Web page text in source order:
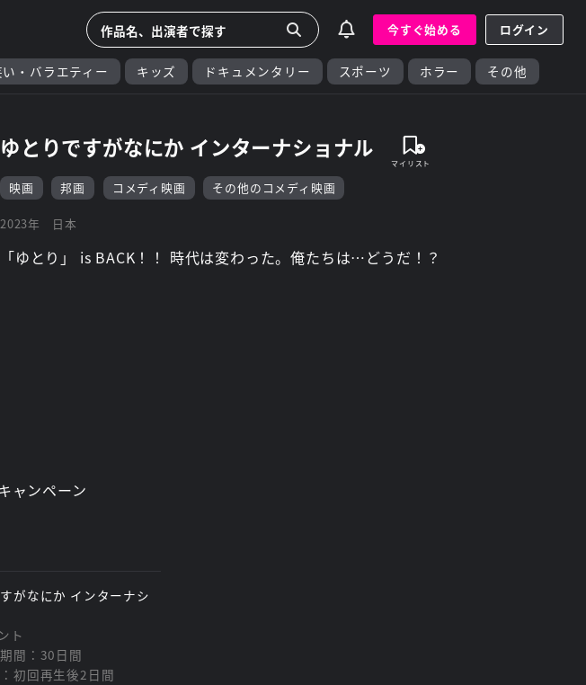
今すぐ始める ログイン
い・バラエティー キッズ ドキュメンタリー スポーツ ホラー その他
ゆとりですがなにか インターナショナル
映画 邦画 コメディ映画 その他のコメディ映画
2023年 日本
「ゆとり」 is BACK！！ 時代は変わった。俺たちは…どうだ！？
がなにか インターナシ
ト
間：30日間
初回再生後2日間